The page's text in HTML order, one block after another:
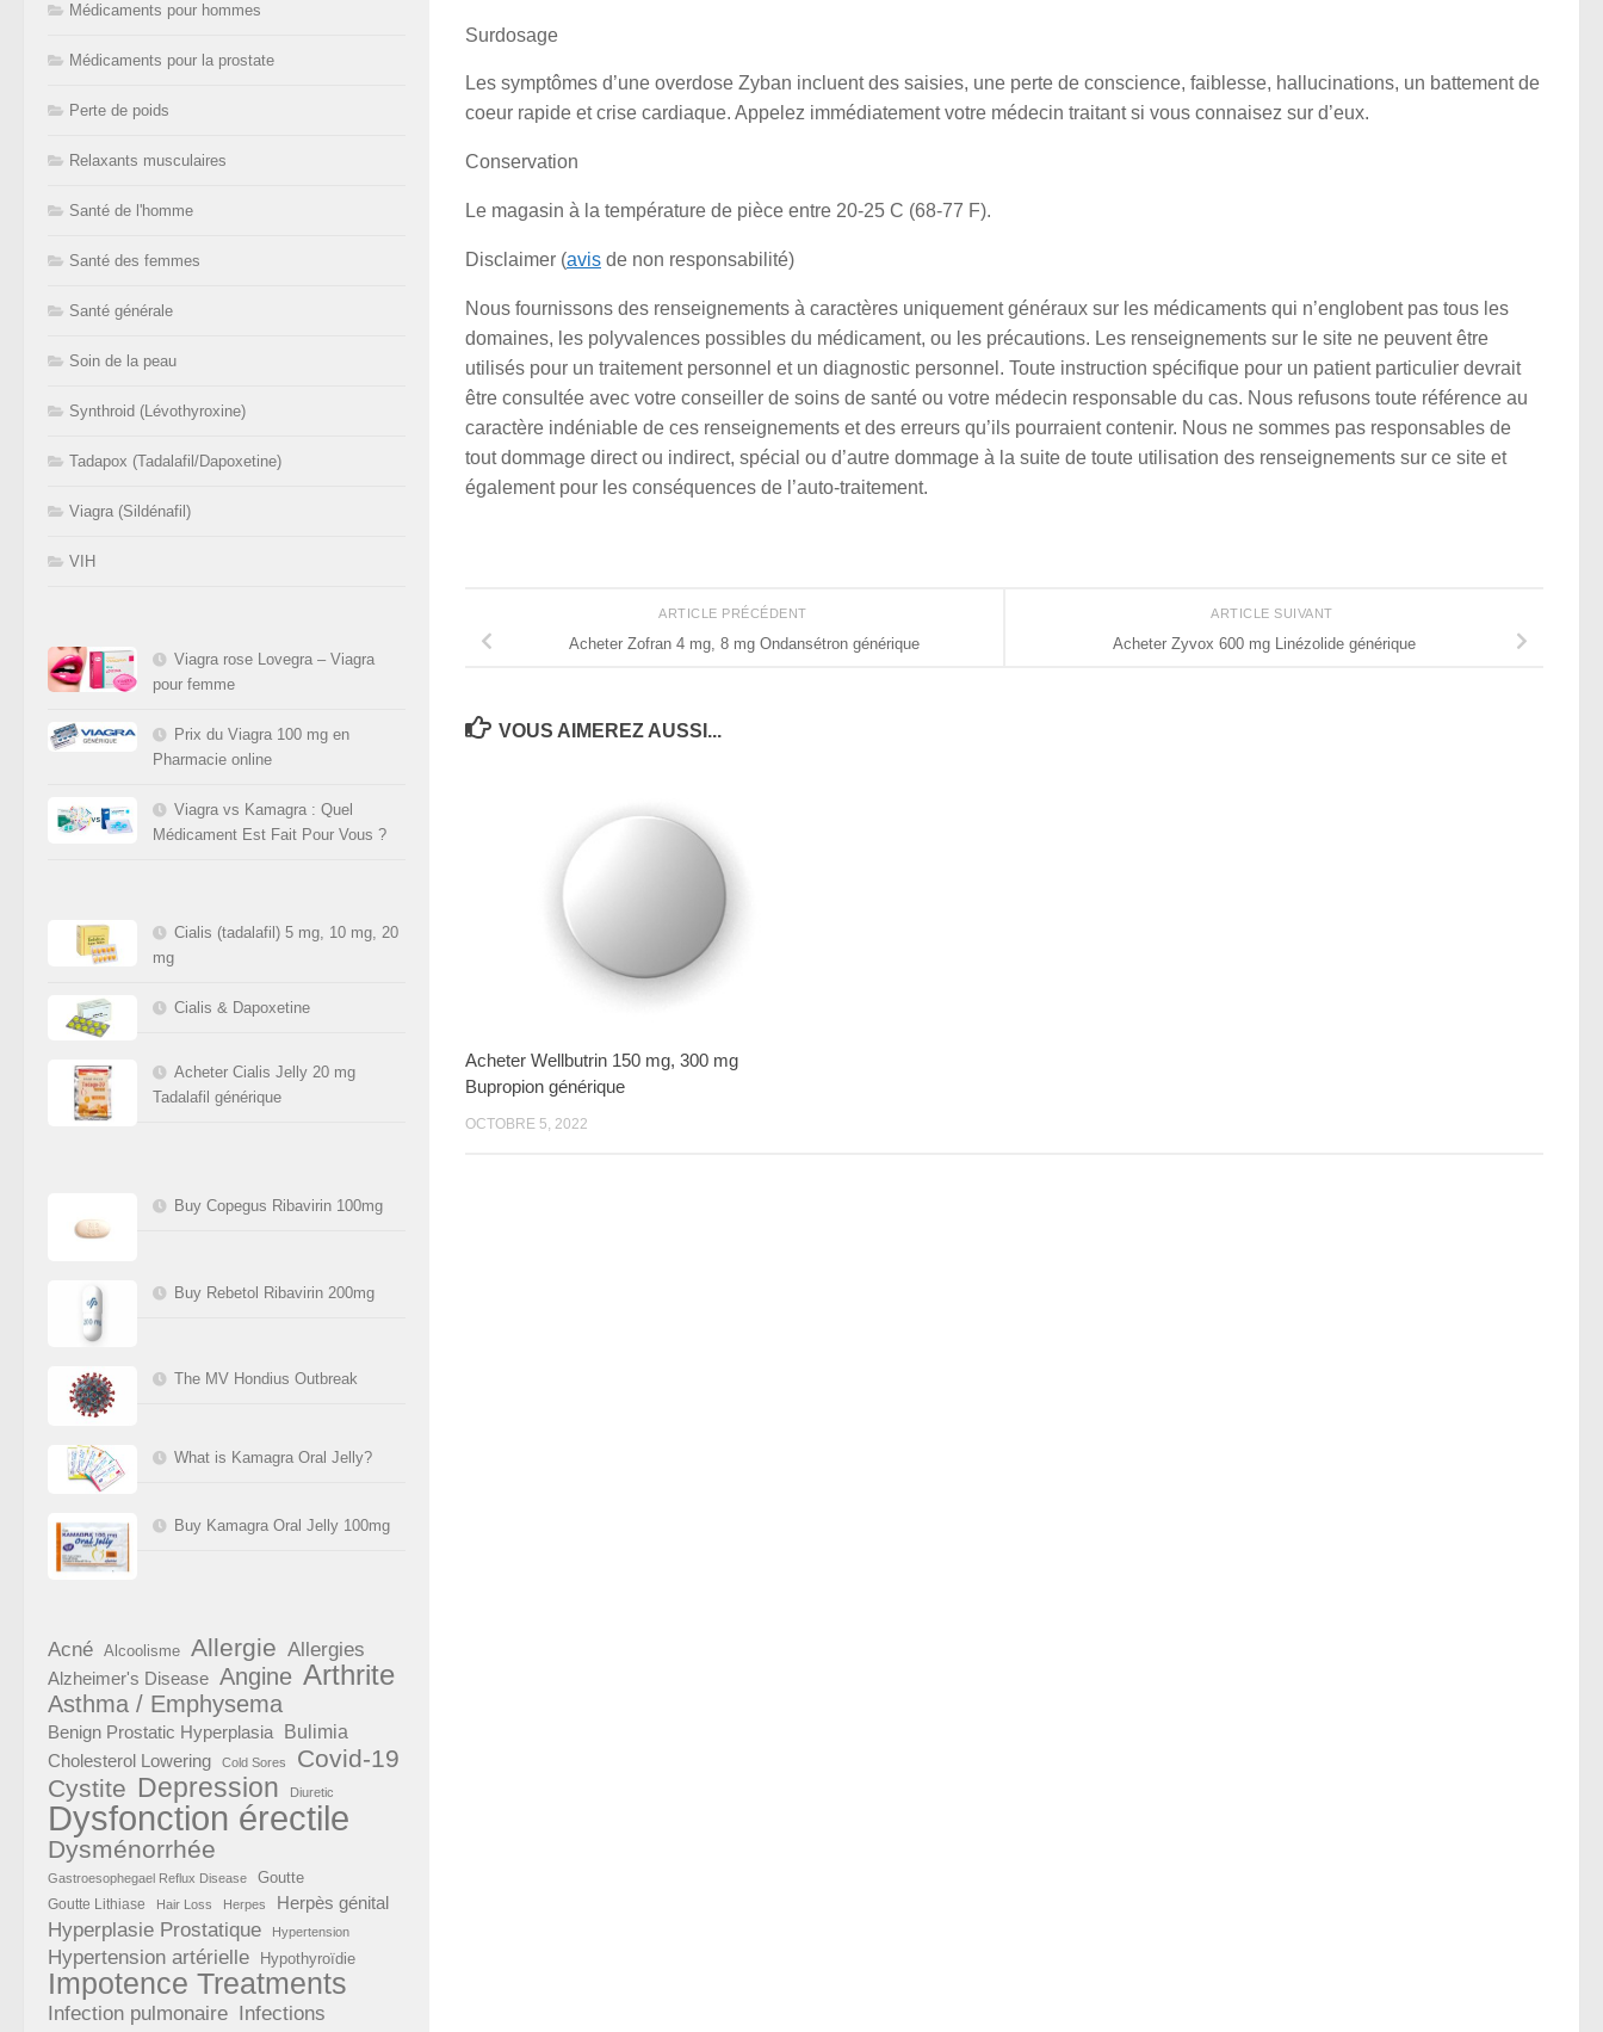
Surdosage
Les symptômes d’une overdose Zyban incluent des saisies, une perte de conscience, faiblesse, hallucinations, un battement de
coeur rapide et crise cardiaque. Appelez immédiatement votre médecin traitant si vous connaisez sur d’eux.
Conservation
Le magasin à la température de pièce entre 20-25 C (68-77 F).
Disclaimer (avis de non responsabilité)
Nous fournissons des renseignements à caractères uniquement généraux sur les médicaments qui n’englobent pas tous les
domaines, les polyvalences possibles du médicament, ou les précautions. Les renseignements sur le site ne peuvent être
utilisés pour un traitement personnel et un diagnostic personnel. Toute instruction spécifique pour un patient particulier devrait
être consultée avec votre conseiller de soins de santé ou votre médecin responsable du cas. Nous refusons toute référence au
caractère indéniable de ces renseignements et des erreurs qu’ils pourraient contenir. Nous ne sommes pas responsables de
tout dommage direct ou indirect, spécial ou d’autre dommage à la suite de toute utilisation des renseignements sur ce site et
également pour les conséquences de l’auto-traitement.
ARTICLE SUIVANT
Acheter Zyvox 600 mg Linézolide générique
ARTICLE PRÉCÉDENT
Acheter Zofran 4 mg, 8 mg Ondansétron générique
VOUS AIMEREZ AUSSI...
Acheter Wellbutrin 150 mg, 300 mg
Bupropion générique
OCTOBRE 5, 2022
Médicaments pour hommes
Médicaments pour la prostate
Perte de poids
Relaxants musculaires
Santé de l'homme
Santé des femmes
Santé générale
Soin de la peau
Synthroid (Lévothyroxine)
Tadapox (Tadalafil/Dapoxetine)
Viagra (Sildénafil)
VIH
Viagra rose Lovegra – Viagra
pour femme
Prix du Viagra 100 mg en
Pharmacie online
Viagra vs Kamagra : Quel
Médicament Est Fait Pour Vous ?
Cialis (tadalafil) 5 mg, 10 mg, 20
mg
Cialis & Dapoxetine
Acheter Cialis Jelly 20 mg
Tadalafil générique
Buy Copegus Ribavirin 100mg
Buy Rebetol Ribavirin 200mg
The MV Hondius Outbreak
What is Kamagra Oral Jelly?
Buy Kamagra Oral Jelly 100mg
Acné Alcoolisme Allergie Allergies
Alzheimer's Disease Angine Arthrite
Asthma / Emphysema
Benign Prostatic Hyperplasia Bulimia
Cholesterol Lowering Cold Sores
Covid-19
Cystite Depression Diuretic
Dysfonction érectile
Dysménorrhée
Gastroesophegael Reflux Disease Goutte
Goutte Lithiase Hair Loss Herpes Herpès génital
Hyperplasie Prostatique Hypertension
Hypertension artérielle Hypothyroïdie
Impotence Treatments
Infection pulmonaire Infections